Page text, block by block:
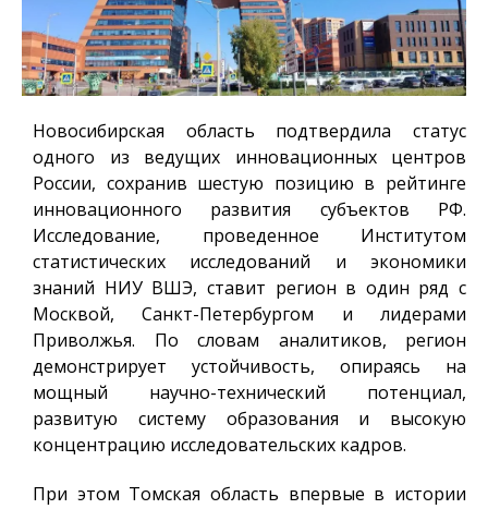
Новосибирская область подтвердила статус
одного из ведущих инновационных центров
России, сохранив шестую позицию в рейтинге
инновационного развития субъектов РФ.
Исследование, проведенное Институтом
статистических исследований и экономики
знаний НИУ ВШЭ, ставит регион в один ряд с
Москвой, Санкт-Петербургом и лидерами
Приволжья. По словам аналитиков, регион
демонстрирует устойчивость, опираясь на
мощный научно-технический потенциал,
развитую систему образования и высокую
концентрацию исследовательских кадров.
При этом Томская область впервые в истории